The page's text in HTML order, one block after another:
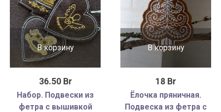
В корзину
36.50 Br
Набор. Подвески из
фетра с вышивкой
В корзину
18 Br
Ёлочка пряничная.
Подвеска из фетра с